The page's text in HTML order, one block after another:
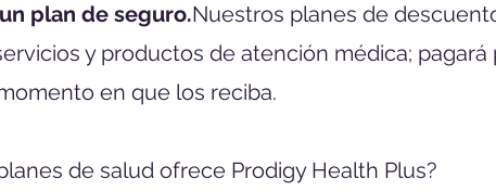
plan de seguro.Nuestros planes de
y productos de atención médica;
en que los reciba.
de salud ofrece Prodigy Health Plus?